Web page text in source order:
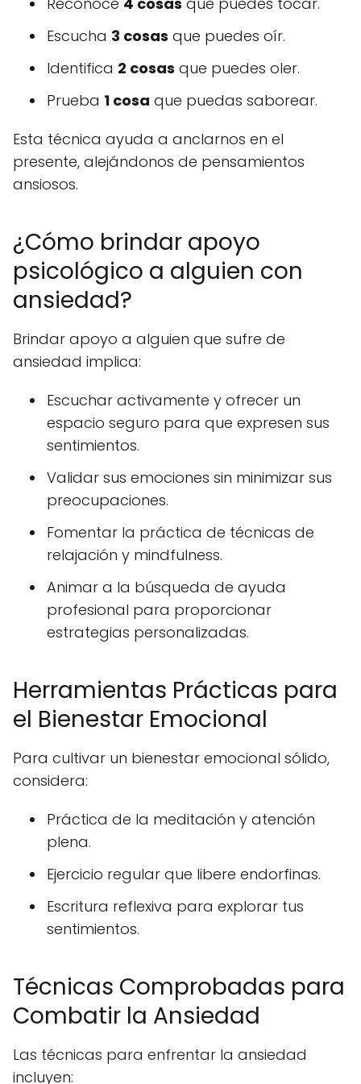
Escucha 3 cosas que puedes oír.
Identifica 2 cosas que puedes oler.
Prueba 1 cosa que puedas saborear.
Esta técnica ayuda a anclarnos en el
presente, alejándonos de pensamientos
ansiosos.
¿Cómo brindar apoyo
psicológico a alguien con
ansiedad?
Brindar apoyo a alguien que sufre de
ansiedad implica:
Escuchar activamente y ofrecer un
espacio seguro para que expresen sus
sentimientos.
Validar sus emociones sin minimizar sus
preocupaciones.
Fomentar la práctica de técnicas de
relajación y mindfulness.
Animar a la búsqueda de ayuda
profesional para proporcionar
estrategias personalizadas.
Herramientas Prácticas para
el Bienestar Emocional
Para cultivar un bienestar emocional sólido,
considera:
Práctica de la meditación y atención
plena.
Ejercicio regular que libere endorfinas.
Escritura reflexiva para explorar tus
sentimientos.
Técnicas Comprobadas para
Combatir la Ansiedad
Las técnicas para enfrentar la ansiedad
incluyen: